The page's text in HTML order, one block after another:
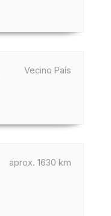
Vecino País
aprox. 1630 km